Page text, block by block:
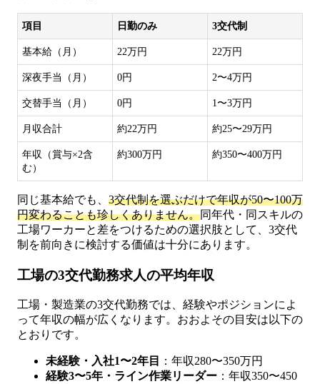
項目 日勤のみ 3交代制
基本給（月） 22万円 22万円
深夜手当（月） 0円 2〜4万円
交替手当（月） 0円 1〜3万円
月収合計 約22万円 約25〜29万円
年収（賞与×2含
む）
約300万円 約350〜400万円
同じ基本給でも、 3交代制を選ぶだけで年収が50〜100万
円変わることも珍しくありません。同年代・同スキルの
工場ワーカーと差をつけるための選択肢として、3交代
制を前向きに検討する価値は十分にあります。
工場の3交代勤務求人の平均年収
工場・製造業の3交代勤務では、経験やポジションによ
って年収の幅が広くなります。おおよその目安は以下の
とおりです。
未経験・入社1〜2年目
：年収280〜350万円
経験3〜5年・ライン作業リーダー ：年収350〜450